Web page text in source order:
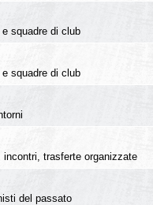
e squadre di club
e squadre di club
incontri, trasferte organizzate
del passato